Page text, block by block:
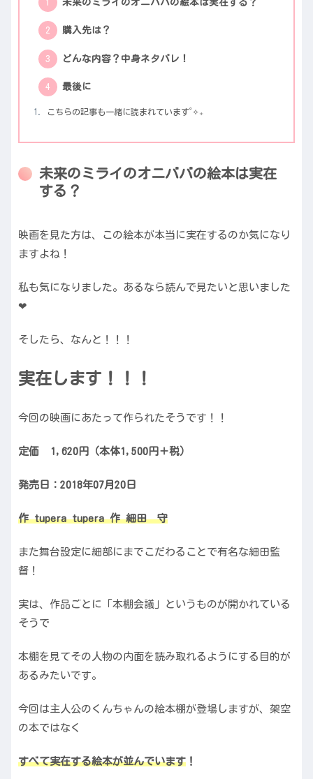
購入先は？
どんな内容？中身ネタバレ！
最後に
こちらの記事も一緒に読まれています˚✧₊
未来のミライのオニババの絵本は実在
する？
映画を見た方は、この絵本が本当に実在するのか気になり
ますよね！
私も気になりました。あるなら読んで見たいと思いました
❤
そしたら、なんと！！！
実在します！！！
今回の映画にあたって作られたそうです！！
定価 1,620 円（本体1,500 円＋税）
発売日：2018年07月20日
作 tupera tupera 作 細田 守
また舞台設定に細部にまでこだわることで有名な細田監
督！
実は、作品ごとに「本棚会議」というものが開かれている
そうで
本棚を見てその人物の内面を読み取れるようにする目的が
あるみたいです。
今回は主人公のくんちゃんの絵本棚が登場しますが、架空
の本ではなく
すべて実在する絵本が並んでいます ！